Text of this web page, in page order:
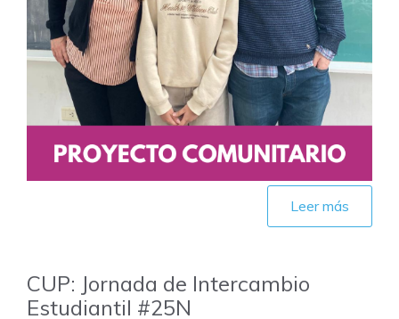
Leer más
CUP: Jornada de Intercambio
Estudiantil #25N